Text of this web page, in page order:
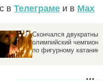
в Телеграме и в Max
Скончался двукратный
олимпийский чемпион
по фигурному катанию